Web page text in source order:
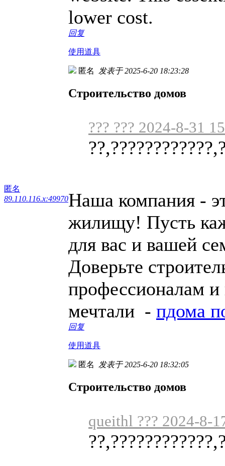
lower cost.
回复
使用道具
匿名
89.110.116.x:49970
匿名 发表于 2025-6-20 18:23:28
Строительство домов
??? ??? 2024-8-31
Наша компания -
жилищу! Пусть
для вас и вашей
Доверьте
профессионалам и
мечтали - пдома
回复
使用道具
匿名 发表于 2025-6-20 18:32:05
Строительство домов
queithl ??? 2024-8-